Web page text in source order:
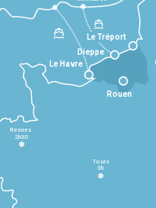
Le Havre
Dieppe
Le Tréport
Rennes
2h30
Tours
3h
Rouen